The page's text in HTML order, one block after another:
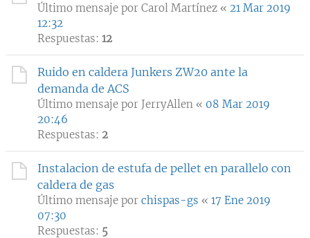
Último mensaje por Carol Martínez « 21 Mar 2019
12:32
Respuestas: 12
Ruido en caldera Junkers ZW20 ante la
demanda de ACS
Último mensaje por JerryAllen « 08 Mar 2019
20:46
Respuestas: 2
Instalacion de estufa de pellet en parallelo con
caldera de gas
Último mensaje por chispas-gs « 17 Ene 2019
07:30
Respuestas: 5